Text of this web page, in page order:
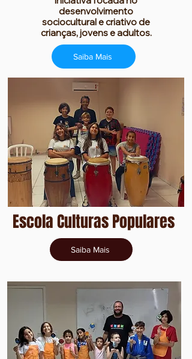
desenvolvimento
sociocultural e criativo de
crianças, jovens e adultos.
Saiba Mais
Escola Culturas Populares
Saiba Mais